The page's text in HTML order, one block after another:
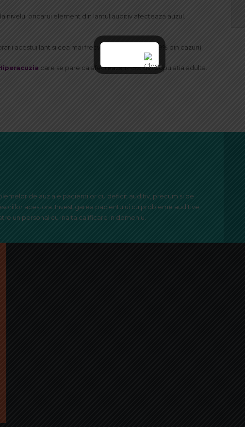
nivelul oricarui element din lantul auditiv afecteaza auzul.
acestui lant si cea mai frecvent intalnita (95 – 99% din cazuri).
care se pare ca afecteaza 1- -5% din populatia adulta.
de auz ale pacientilor cu deficit auditiv, precum si de
acestora. Investigarea pacientului cu probleme auditive
un personal cu inalta calificare in domeniu.